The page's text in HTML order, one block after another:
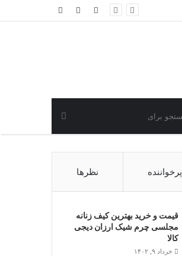
ورود نوشته
پرخواننده نظرها
قیمت و خرید بهترین کیف زنانه
مجلسی چرم شیک ارزان دیجی
کالا
خرداد ۹, ۱۴۰۲